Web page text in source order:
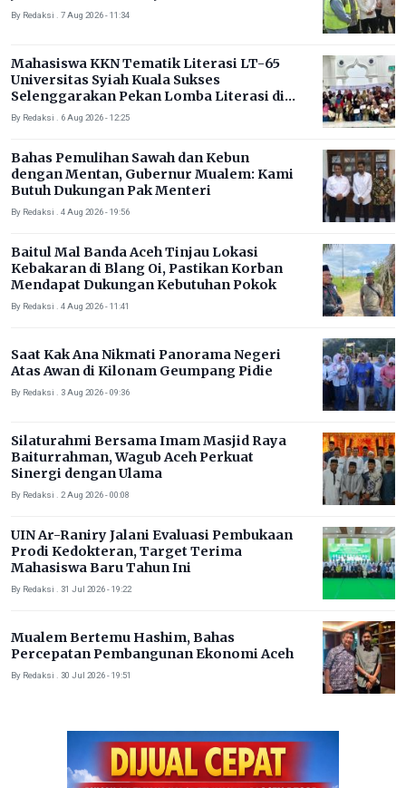
By Redaksi . 7 Aug 2026 - 11:34
Mahasiswa KKN Tematik Literasi LT-65
Universitas Syiah Kuala Sukses
Selenggarakan Pekan Lomba Literasi di
Gampong Rhieng Blang
By Redaksi . 6 Aug 2026 - 12:25
Bahas Pemulihan Sawah dan Kebun
dengan Mentan, Gubernur Mualem: Kami
Butuh Dukungan Pak Menteri
By Redaksi . 4 Aug 2026 - 19:56
Baitul Mal Banda Aceh Tinjau Lokasi
Kebakaran di Blang Oi, Pastikan Korban
Mendapat Dukungan Kebutuhan Pokok
By Redaksi . 4 Aug 2026 - 11:41
Saat Kak Ana Nikmati Panorama Negeri
Atas Awan di Kilonam Geumpang Pidie
By Redaksi . 3 Aug 2026 - 09:36
Silaturahmi Bersama Imam Masjid Raya
Baiturrahman, Wagub Aceh Perkuat
Sinergi dengan Ulama
By Redaksi . 2 Aug 2026 - 00:08
UIN Ar-Raniry Jalani Evaluasi Pembukaan
Prodi Kedokteran, Target Terima
Mahasiswa Baru Tahun Ini
By Redaksi . 31 Jul 2026 - 19:22
Mualem Bertemu Hashim, Bahas
Percepatan Pembangunan Ekonomi Aceh
By Redaksi . 30 Jul 2026 - 19:51